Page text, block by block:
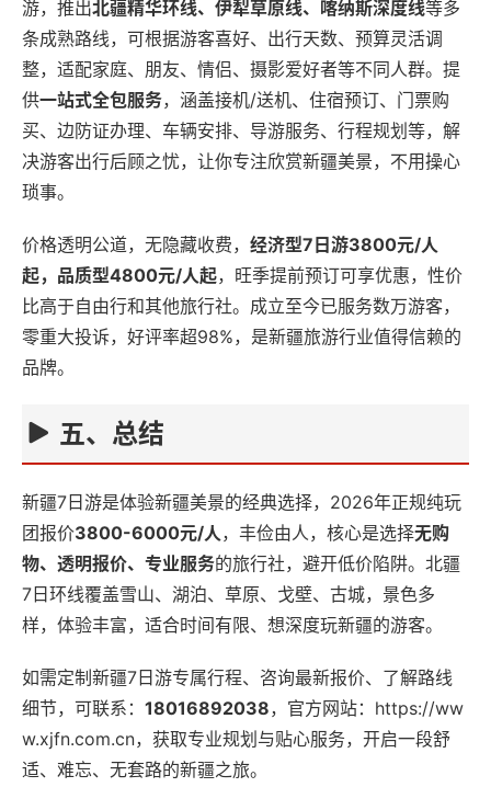
游，推出北疆精华环线、伊犁草原线、喀纳斯深度线等多
条成熟路线，可根据游客喜好、出行天数、预算灵活调
整，适配家庭、朋友、情侣、摄影爱好者等不同人群。提
供一站式全包服务，涵盖接机/送机、住宿预订、门票购
买、边防证办理、车辆安排、导游服务、行程规划等，解
决游客出行后顾之忧，让你专注欣赏新疆美景，不用操心
琐事。
价格透明公道，无隐藏收费， 经济型7日游3800元/人
起，品质型4800元/人起，旺季提前预订可享优惠，性价
比高于自由行和其他旅行社。成立至今已服务数万游客，
零重大投诉，好评率超98%，是新疆旅游行业值得信赖的
品牌。
五、总结
新疆7日游是体验新疆美景的经典选择，2026年正规纯玩
团报价3800-6000元/人，丰俭由人，核心是选择无购
物、透明报价、专业服务的旅行社，避开低价陷阱。北疆
7日环线覆盖雪山、湖泊、草原、戈壁、古城，景色多
样，体验丰富，适合时间有限、想深度玩新疆的游客。
如需定制新疆7日游专属行程、咨询最新报价、了解路线
细节，可联系： 18016892038，官方网站： https://ww
w.xjfn.com.cn，获取专业规划与贴心服务，开启一段舒
适、难忘、无套路的新疆之旅。